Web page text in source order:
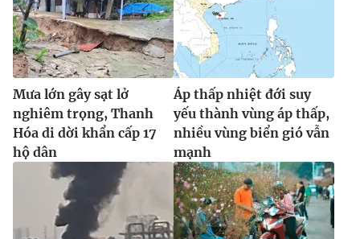
Mưa lớn gây sạt lở
nghiêm trọng, Thanh
Hóa di dời khẩn cấp 17
hộ dân
Áp thấp nhiệt đới suy
yếu thành vùng áp thấp,
nhiều vùng biển gió vẫn
mạnh